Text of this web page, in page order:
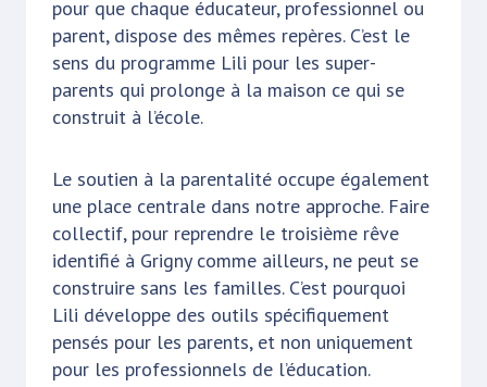
pour que chaque éducateur, professionnel ou
parent, dispose des mêmes repères. C’est le
sens du programme Lili pour les super-
parents qui prolonge à la maison ce qui se
construit à l’école.
Le soutien à la parentalité occupe également
une place centrale dans notre approche. Faire
collectif, pour reprendre le troisième rêve
identifié à Grigny comme ailleurs, ne peut se
construire sans les familles. C’est pourquoi
Lili développe des outils spécifiquement
pensés pour les parents, et non uniquement
pour les professionnels de l’éducation.